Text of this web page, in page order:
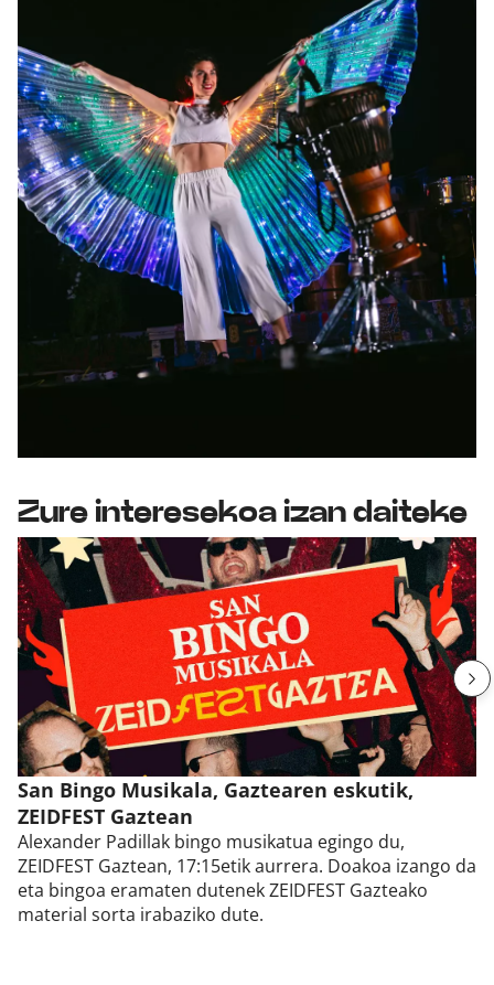
Zure interesekoa izan daiteke
San Bingo Musikala, Gaztearen eskutik,
ZEIDFEST Gaztean
Alexander Padillak bingo musikatua egingo du,
ZEIDFEST Gaztean, 17:15etik aurrera. Doakoa izango da
eta bingoa eramaten dutenek ZEIDFEST Gazteako
material sorta irabaziko dute.